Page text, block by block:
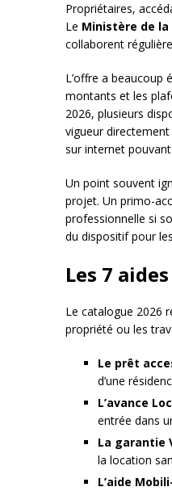
Propriétaires,
Le Ministère de
collaborent
L’offre a beaucoup
montants et les
2026, plusieurs
vigueur
sur internet
Un point souvent
projet. Un primo-
professionnelle si
du dispositif pour
Les 7
Le catalogue 2026
propriété ou les
Le prêt
d’une
L’avance
entrée dans
La garantie
la location
L’aide